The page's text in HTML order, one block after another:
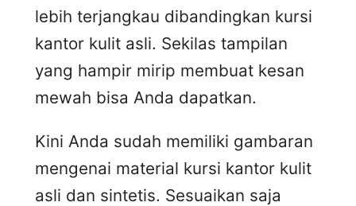
lebih terjangkau dibandingkan kursi
kantor kulit asli. Sekilas tampilan
yang hampir mirip membuat kesan
mewah bisa Anda dapatkan.
Kini Anda sudah memiliki gambaran
mengenai material kursi kantor kulit
asli dan sintetis. Sesuaikan saja